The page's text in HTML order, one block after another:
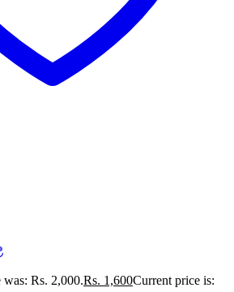
Rs. 2,000.Rs. 1,600Current price is: